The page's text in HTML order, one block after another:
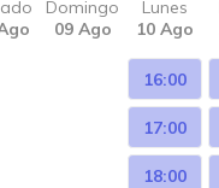
Domingo
09 Ago
Lunes
10 Ago
16:00
17:00
18:00